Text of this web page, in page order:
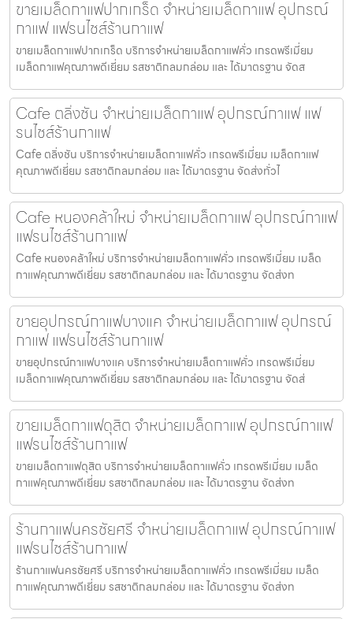
ขายเมล็ดกาแฟปากเกร็ด จำหน่ายเมล็ดกาแฟ อุปกรณ์
กาแฟ แฟรนไชส์ร้านกาแฟ
ขายเมล็ดกาแฟปากเกร็ด บริการจำหน่ายเมล็ดกาแฟคั่ว เกรดพรีเมี่ยม
เมล็ดกาแฟคุณภาพดีเยี่ยม รสชาติกลมกล่อม และ ได้มาตรฐาน จัดส
Cafe ตลิ่งชัน จำหน่ายเมล็ดกาแฟ อุปกรณ์กาแฟ แฟ
รนไชส์ร้านกาแฟ
Cafe ตลิ่งชัน บริการจำหน่ายเมล็ดกาแฟคั่ว เกรดพรีเมี่ยม เมล็ดกาแฟ
คุณภาพดีเยี่ยม รสชาติกลมกล่อม และ ได้มาตรฐาน จัดส่งทั่วไ
Cafe หนองคล้าใหม่ จำหน่ายเมล็ดกาแฟ อุปกรณ์กาแฟ
แฟรนไชส์ร้านกาแฟ
Cafe หนองคล้าใหม่ บริการจำหน่ายเมล็ดกาแฟคั่ว เกรดพรีเมี่ยม เมล็ด
กาแฟคุณภาพดีเยี่ยม รสชาติกลมกล่อม และ ได้มาตรฐาน จัดส่งท
ขายอุปกรณ์กาแฟบางแค จำหน่ายเมล็ดกาแฟ อุปกรณ์
กาแฟ แฟรนไชส์ร้านกาแฟ
ขายอุปกรณ์กาแฟบางแค บริการจำหน่ายเมล็ดกาแฟคั่ว เกรดพรีเมี่ยม
เมล็ดกาแฟคุณภาพดีเยี่ยม รสชาติกลมกล่อม และ ได้มาตรฐาน จัดส่
ขายเมล็ดกาแฟดุสิต จำหน่ายเมล็ดกาแฟ อุปกรณ์กาแฟ
แฟรนไชส์ร้านกาแฟ
ขายเมล็ดกาแฟดุสิต บริการจำหน่ายเมล็ดกาแฟคั่ว เกรดพรีเมี่ยม เมล็ด
กาแฟคุณภาพดีเยี่ยม รสชาติกลมกล่อม และ ได้มาตรฐาน จัดส่งท
ร้านกาแฟนครชัยศรี จำหน่ายเมล็ดกาแฟ อุปกรณ์กาแฟ
แฟรนไชส์ร้านกาแฟ
ร้านกาแฟนครชัยศรี บริการจำหน่ายเมล็ดกาแฟคั่ว เกรดพรีเมี่ยม เมล็ด
กาแฟคุณภาพดีเยี่ยม รสชาติกลมกล่อม และ ได้มาตรฐาน จัดส่งท